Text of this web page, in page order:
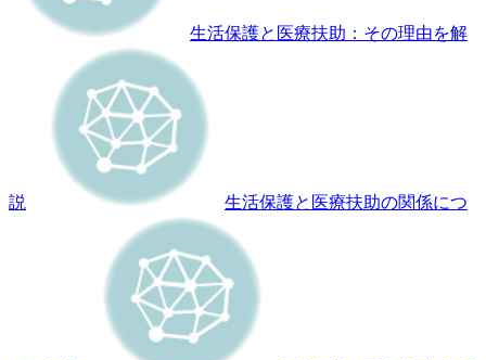
生活保護と医療扶助：その理由を解
説 生活保護と医療扶助の関係につ